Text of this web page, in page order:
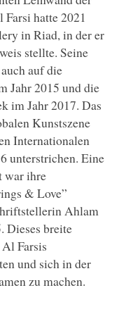
hatte 2021
in Riad, in der er
stellte. Seine
auf die
Jahr 2015 und die
im Jahr 2017. Das
Kunstszene
Internationalen
unterstrichen. Eine
war ihre
& Love”
Ahlam
Dieses breite
Farsis
und sich in der
zu machen.